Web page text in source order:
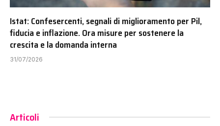
Istat: Confesercenti, segnali di miglioramento per Pil,
fiducia e inflazione. Ora misure per sostenere la
crescita e la domanda interna
31/07/2026
Articoli